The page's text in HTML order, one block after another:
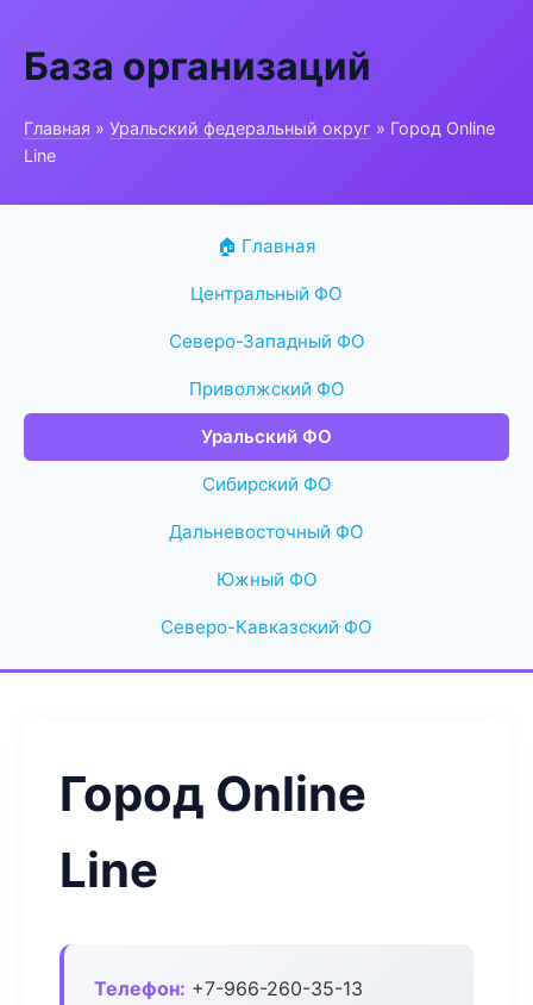
База организаций
Главная » Уральский федеральный округ » Город Online
Line
🏠 Главная
Центральный ФО
Северо-Западный ФО
Приволжский ФО
Уральский ФО
Сибирский ФО
Дальневосточный ФО
Южный ФО
Северо-Кавказский ФО
Город Online
Line
Телефон: +7-966-260-35-13